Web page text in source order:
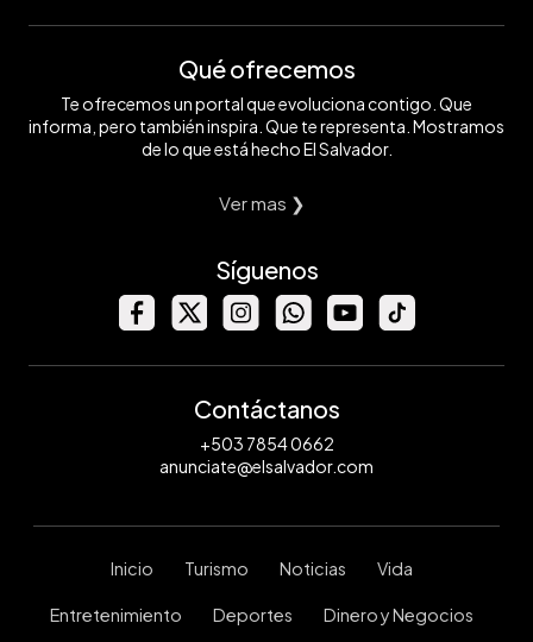
Qué ofrecemos
Te ofrecemos un portal que evoluciona contigo. Que
informa, pero también inspira. Que te representa. Mostramos
de lo que está hecho El Salvador.
Ver mas ❯
Síguenos
Contáctanos
+503 7854 0662
anunciate@elsalvador.com
Inicio Turismo Noticias Vida
Entretenimiento Deportes Dinero y Negocios